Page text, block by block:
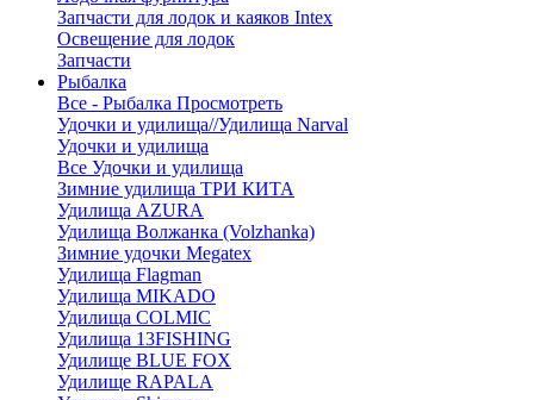
Запчасти для лодок и каяков Intex
Освещение для лодок
Запчасти
Рыбалка
Все - Рыбалка Просмотреть
Удочки и удилища//Удилища Narval
Удочки и удилища
Все Удочки и удилища
Зимние удилища ТРИ КИТА
Удилища AZURA
Удилища Волжанка (Volzhanka)
Зимние удочки Megatex
Удилища Flagman
Удилища MIKADO
Удилища COLMIC
Удилища 13FISHING
Удилище BLUE FOX
Удилище RAPALA